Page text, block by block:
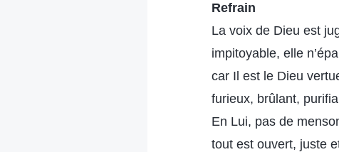
Refrain
La voix de Dieu est
impitoyable, elle
car Il est le Dieu
furieux, brûlant,
En Lui, pas de
tout est ouvert, juste